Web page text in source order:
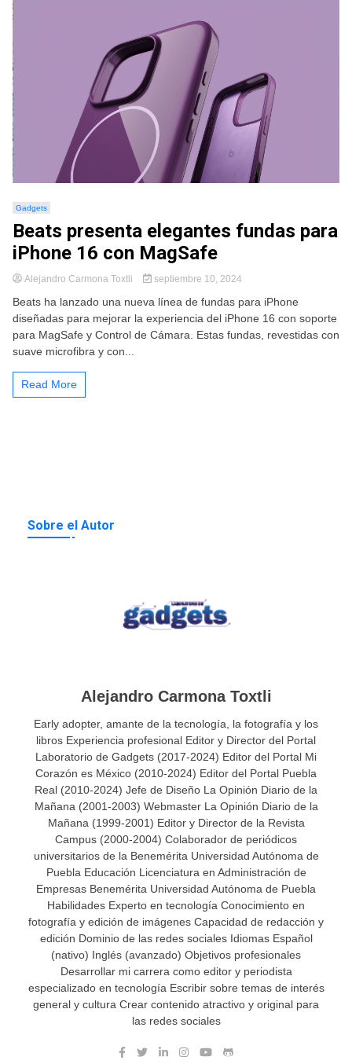
Gadgets
Beats presenta elegantes fundas para
iPhone 16 con MagSafe
Alejandro Carmona Toxtli septiembre 10, 2024
Beats ha lanzado una nueva línea de fundas para iPhone
diseñadas para mejorar la experiencia del iPhone 16 con soporte
para MagSafe y Control de Cámara. Estas fundas, revestidas con
suave microfibra y con...
Read More
Sobre el Autor
Alejandro Carmona Toxtli
Early adopter, amante de la tecnología, la fotografía y los
libros Experiencia profesional Editor y Director del Portal
Laboratorio de Gadgets (2017-2024) Editor del Portal Mi
Corazón es México (2010-2024) Editor del Portal Puebla
Real (2010-2024) Jefe de Diseño La Opinión Diario de la
Mañana (2001-2003) Webmaster La Opinión Diario de la
Mañana (1999-2001) Editor y Director de la Revista
Campus (2000-2004) Colaborador de periódicos
universitarios de la Benemérita Universidad Autónoma de
Puebla Educación Licenciatura en Administración de
Empresas Benemérita Universidad Autónoma de Puebla
Habilidades Experto en tecnología Conocimiento en
fotografía y edición de imágenes Capacidad de redacción y
edición Dominio de las redes sociales Idiomas Español
(nativo) Inglés (avanzado) Objetivos profesionales
Desarrollar mi carrera como editor y periodista
especializado en tecnología Escribir sobre temas de interés
general y cultura Crear contenido atractivo y original para
las redes sociales